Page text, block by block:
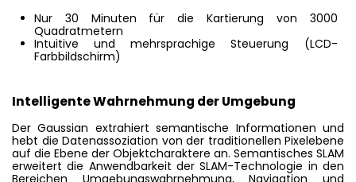
Nur 30 Minuten für die Kartierung von 3000
Quadratmetern
Intuitive und mehrsprachige Steuerung (LCD-
Farbbildschirm)
Intelligente Wahrnehmung der Umgebung
Der Gaussian extrahiert semantische Informationen und
hebt die Datenassoziation von der traditionellen Pixelebene
auf die Ebene der Objektcharaktere an. Semantisches SLAM
erweitert die Anwendbarkeit der SLAM-Technologie in den